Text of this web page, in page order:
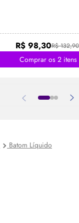
R$ 132,90
R$ 98,30
Comprar os 2 itens
Batom Líquido